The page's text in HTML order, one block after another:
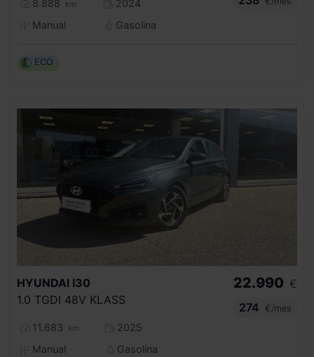
8.888 km
2024
Manual
Gasolina
ECO
HYUNDAI I30
1.0 TGDI 48V KLASS
11.683 km
2025
Manual
Gasolina
22.990 €
274
€/mes